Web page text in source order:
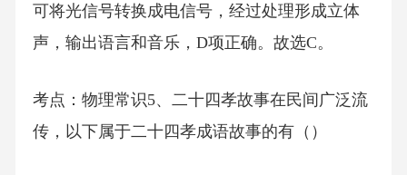
可将光信号转换成电信号，经过处理形成立体
声，输出语言和音乐，D项正确。故选C。
考点：物理常识5、二十四孝故事在民间广泛流
传，以下属于二十四孝成语故事的有（）